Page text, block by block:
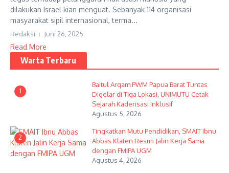
dilakukan Israel kian menguat. Sebanyak 114 organisasi
masyarakat sipil internasional, terma...
Redaksi Juni 26, 2025
Read More
Warta Terbaru
1
Baitul Arqam PWM Papua Barat Tuntas
Digelar di Tiga Lokasi, UNIMUTU Cetak
Sejarah Kaderisasi Inklusif
Agustus 5, 2026
2
Tingkatkan Mutu Pendidikan, SMAIT Ibnu
Abbas Klaten Resmi Jalin Kerja Sama
dengan FMIPA UGM
Agustus 4, 2026